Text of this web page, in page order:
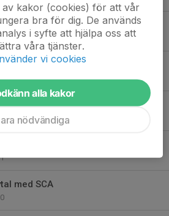
våra fakturor
6
med SCA
0
av kakor (cookies) för att vår
bra för dig. De används
i syfte att hjälpa oss att
våra tjänster.
vi cookies
alla kakor
nödvändiga